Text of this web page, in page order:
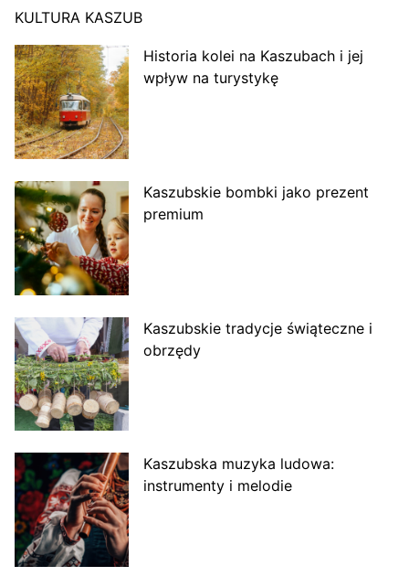
KULTURA KASZUB
Historia kolei na Kaszubach i jej
wpływ na turystykę
Kaszubskie bombki jako prezent
premium
Kaszubskie tradycje świąteczne i
obrzędy
Kaszubska muzyka ludowa:
instrumenty i melodie